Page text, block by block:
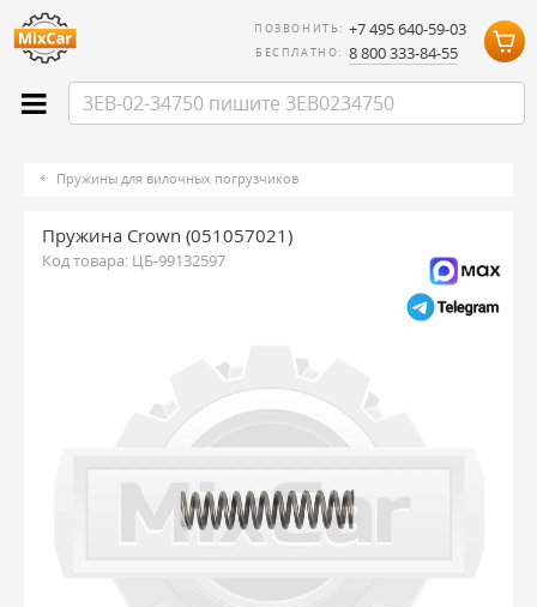
ПОЗВОНИТЬ: +7 495 640-59-03
БЕСПЛАТНО: 8 800 333-84-55
Пружины для вилочных погрузчиков
Пружина Crown (051057021)
Код товара: ЦБ-99132597